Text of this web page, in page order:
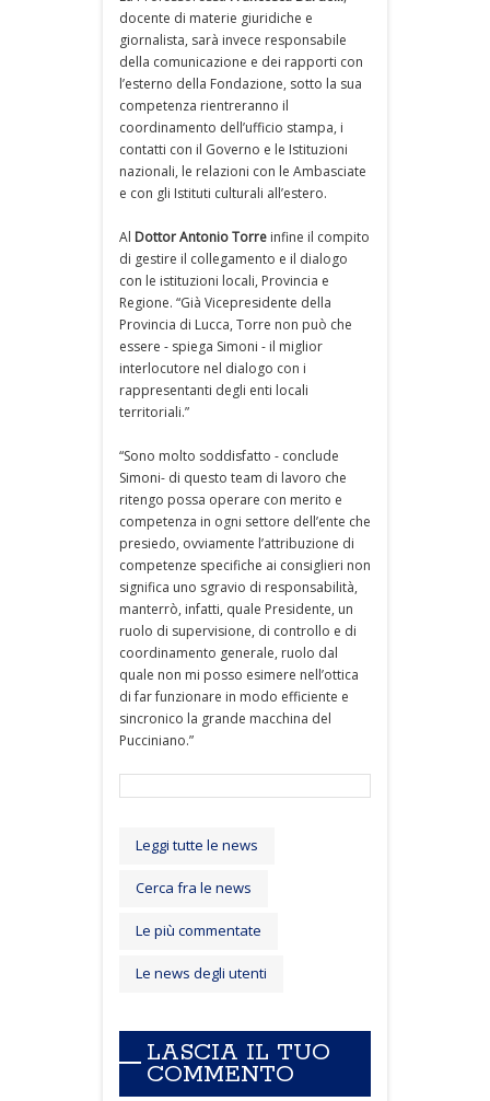
docente di materie giuridiche e
giornalista, sarà invece responsabile
della comunicazione e dei rapporti con
l’esterno della Fondazione, sotto la sua
competenza rientreranno il
coordinamento dell’ufficio stampa, i
contatti con il Governo e le Istituzioni
nazionali, le relazioni con le Ambasciate
e con gli Istituti culturali all’estero.
Al Dottor Antonio Torre infine il compito
di gestire il collegamento e il dialogo
con le istituzioni locali, Provincia e
Regione. “Già Vicepresidente della
Provincia di Lucca, Torre non può che
essere - spiega Simoni - il miglior
interlocutore nel dialogo con i
rappresentanti degli enti locali
territoriali.”
“Sono molto soddisfatto - conclude
Simoni- di questo team di lavoro che
ritengo possa operare con merito e
competenza in ogni settore dell’ente che
presiedo, ovviamente l’attribuzione di
competenze specifiche ai consiglieri non
significa uno sgravio di responsabilità,
manterrò, infatti, quale Presidente, un
ruolo di supervisione, di controllo e di
coordinamento generale, ruolo dal
quale non mi posso esimere nell’ottica
di far funzionare in modo efficiente e
sincronico la grande macchina del
Pucciniano.”
Leggi tutte le news
Cerca fra le news
Le più commentate
Le news degli utenti
LASCIA IL TUO
COMMENTO